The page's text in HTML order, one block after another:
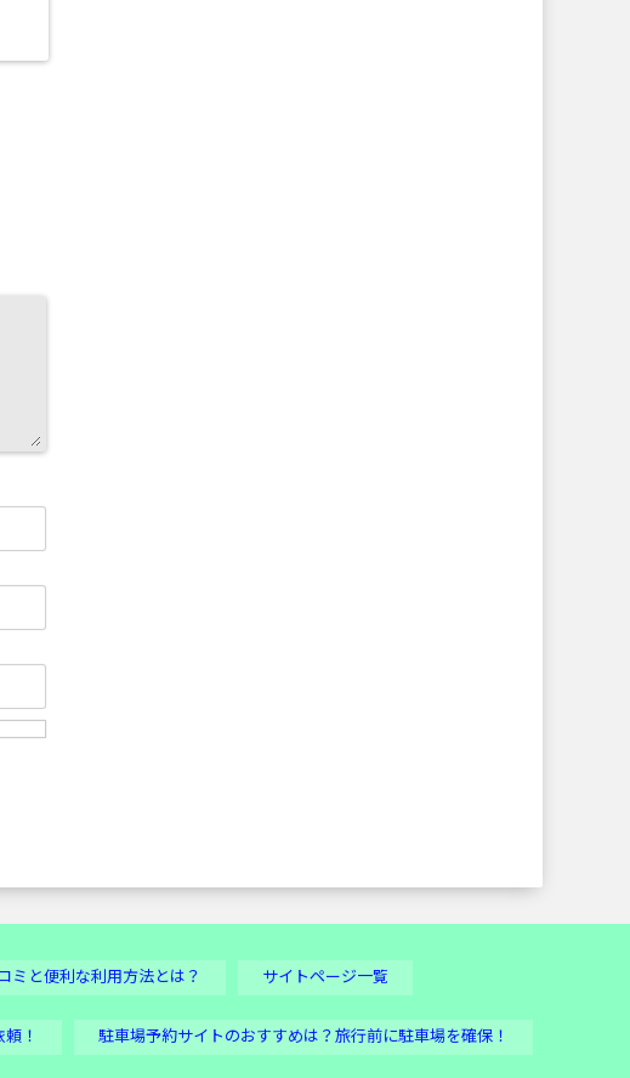
ミと便利な利用方法とは？ サイトページ一覧
！ 駐車場予約サイトのおすすめは？旅行前に駐車場を確保！